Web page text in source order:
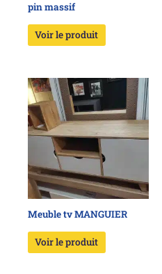
pin massif
Voir le produit
Meuble tv MANGUIER
Voir le produit